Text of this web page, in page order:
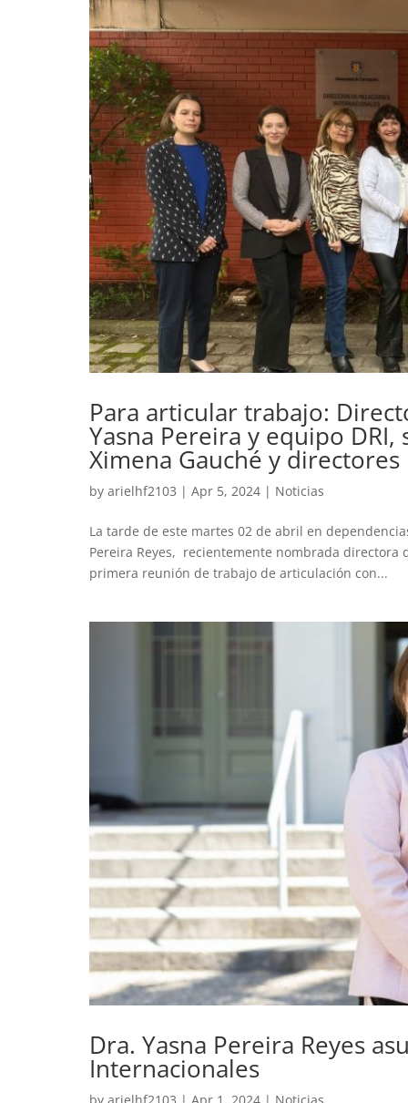
Para articular trabajo:
Yasna Pereira y equipo
Ximena Gauché y
by arielhf2103 | Apr 5, 2024 | Noticias
La tarde de este martes 02 de abril en
Pereira Reyes, recientemente nombrada directora
primera reunión de trabajo de articulación con...
Dra. Yasna Pereira Reyes
Internacionales